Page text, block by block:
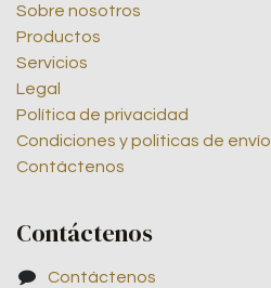
Sobre nosotros
Productos
Servicios
Legal
Política de privacidad
Condiciones y politicas de envío
Contáctenos
Contáctenos
Contáctenos